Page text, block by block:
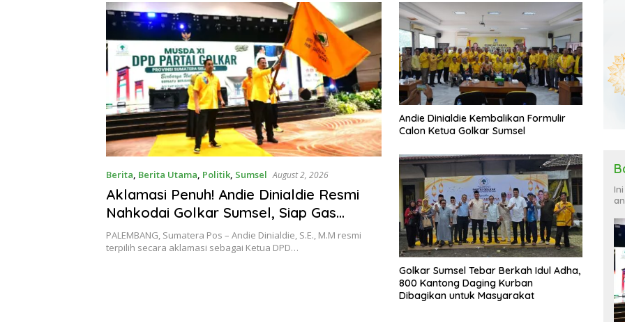
Berita, Berita Utama, Politik, Sumsel August 2, 2026
Aklamasi Penuh! Andie Dinialdie Resmi
Nahkodai Golkar Sumsel, Siap Gas
Tambah Kursi
PALEMBANG, Sumatera Pos – Andie Dinialdie, S.E., M.M resmi
terpilih secara aklamasi sebagai Ketua DPD…
Andie Dinialdie Kembalikan Formulir
Calon Ketua Golkar Sumsel
Golkar Sumsel Tebar Berkah Idul Adha,
800 Kantong Daging Kurban
Dibagikan untuk Masyarakat